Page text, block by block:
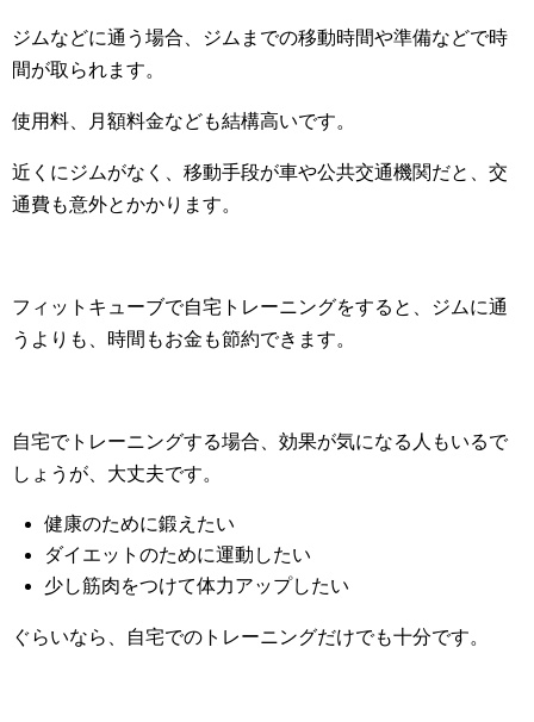
ジムなどに通う場合、ジムまでの移動時間や準備などで時
間が取られます。
使用料、月額料金なども結構高いです。
近くにジムがなく、移動手段が車や公共交通機関だと、交
通費も意外とかかります。
フィットキューブで自宅トレーニングをすると、ジムに通
うよりも、時間もお金も節約できます。
自宅でトレーニングする場合、効果が気になる人もいるで
しょうが、大丈夫です。
健康のために鍛えたい
ダイエットのために運動したい
少し筋肉をつけて体力アップしたい
ぐらいなら、自宅でのトレーニングだけでも十分です。